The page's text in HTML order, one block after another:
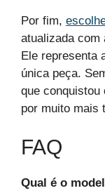
Por fim,
atualizada com
Ele representa
única peça.
que conquistou
por muito mais
FAQ
Qual é o